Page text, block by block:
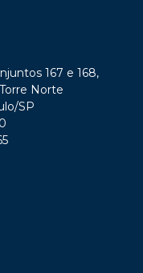
167 e 168,
Norte
SP